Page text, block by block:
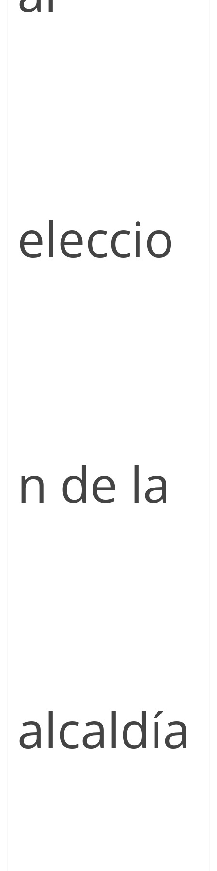
eleccio
n de la
alcaldía